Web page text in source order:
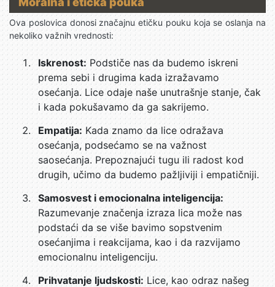
Ova poslovica donosi značajnu etičku pouku koja se oslanja na
nekoliko važnih vrednosti:
Iskrenost: Podstiče nas da budemo iskreni
prema sebi i drugima kada izražavamo
osećanja. Lice odaje naše unutrašnje stanje, čak
i kada pokušavamo da ga sakrijemo.
Empatija: Kada znamo da lice odražava
osećanja, podsećamo se na važnost
saosećanja. Prepoznajući tugu ili radost kod
drugih, učimo da budemo pažljiviji i empatičniji.
Samosvest i emocionalna inteligencija:
Razumevanje značenja izraza lica može nas
podstaći da se više bavimo sopstvenim
osećanjima i reakcijama, kao i da razvijamo
emocionalnu inteligenciju.
Prihvatanje ljudskosti:Lice, kao odraz našeg